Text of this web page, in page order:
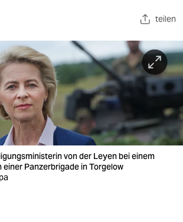
teilen
von der Leyen bei einem
einer Panzerbrigade in Torgelow